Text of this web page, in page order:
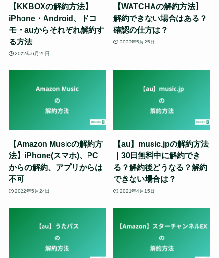
【KKBOXの解約方法】
iPhone・Android、ドコ
モ・auからそれぞれ解約す
る方法
2022年6月29日
【WATCHAの解約方法】
解約できない場合はある？
確認の仕方は？
2022年5月25日
【Amazon Musicの解約方
法】iPhone(スマホ)、PC
からの解約、アプリからは
不可
2022年5月24日
【au】music.jpの解約方法
｜30日無料中に解約でき
る？解約後どうなる？解約
できない場合は？
2021年4月15日